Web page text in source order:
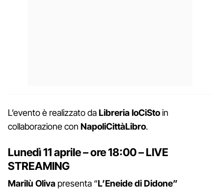
L’evento è realizzato daLibreria IoCiStoin
collaborazione con NapoliCittàLibro.
Lunedì 11 aprile – ore 18:00 –LIVE
STREAMING
Marilù Oliva presenta “L’Eneide di Didone”